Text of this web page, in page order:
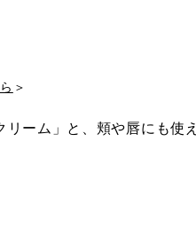
＞
リーム」と、頬や唇にも使え